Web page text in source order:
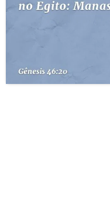
TERMO BÍBLICO